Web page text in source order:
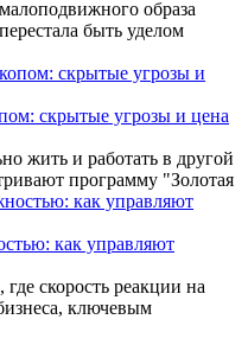
образа
быть уделом
скрытые угрозы и цена
жить и работать в другой
программу "Золотая
как управляют
скорость реакции на
ключевым